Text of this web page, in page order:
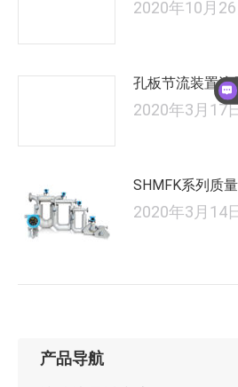
2020年10月26
孔板节流装置流
2020年3月17
SHMFK系列质
2020年3月14
产品导航